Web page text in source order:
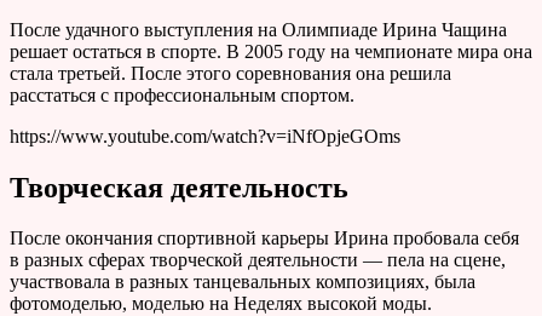
После удачного выступления на Олимпиаде Ирина Чащина
решает остаться в спорте. В 2005 году на чемпионате мира она
стала третьей. После этого соревнования она решила
расстаться с профессиональным спортом.
https://www.youtube.com/watch?v=iNfOpjeGOms
Творческая деятельность
После окончания спортивной карьеры Ирина пробовала себя
в разных сферах творческой деятельности — пела на сцене,
участвовала в разных танцевальных композициях, была
фотомоделью, моделью на Неделях высокой моды.